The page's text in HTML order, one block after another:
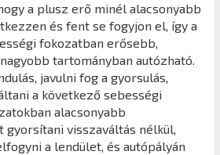
a plusz erő minél alacsonyabb
és fent se fogyjon el, így a
fokozatban erősebb,
tartományban autózható.
javulni fog a gyorsulás,
a következő sebességi
alacsonyabb
visszaváltás nélkül,
a lendület, és autópályán